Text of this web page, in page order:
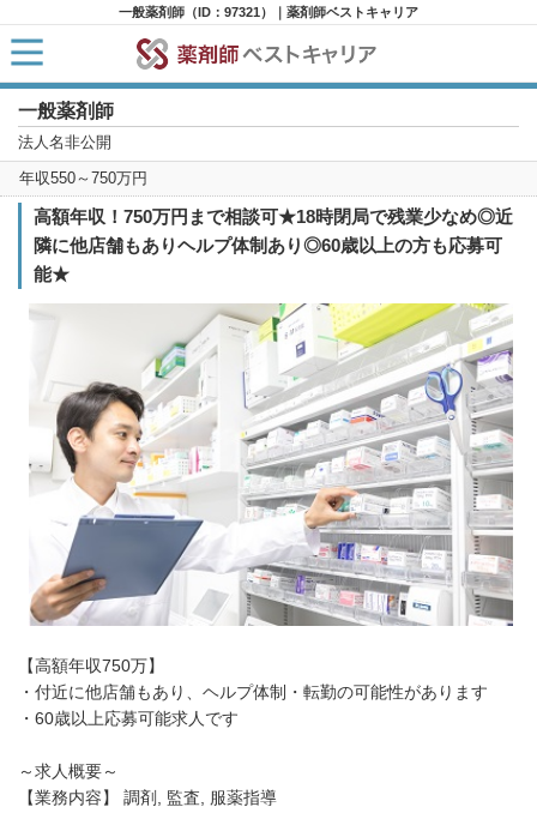
一般薬剤師（ID：97321）｜薬剤師ベストキャリア
一般薬剤師
法人名非公開
年収550～750万円
高額年収！750万円まで相談可★18時閉局で残業少なめ◎近
隣に他店舗もありヘルプ体制あり◎60歳以上の方も応募可
能★
【高額年収750万】
・付近に他店舗もあり、ヘルプ体制・転勤の可能性があります
・60歳以上応募可能求人です
～求人概要～
【業務内容】 調剤, 監査, 服薬指導
HOME
求人検索
新着求人
求人ランキング
キャリアアドバイザー紹介
コラム
転職支援サービスに申し込む